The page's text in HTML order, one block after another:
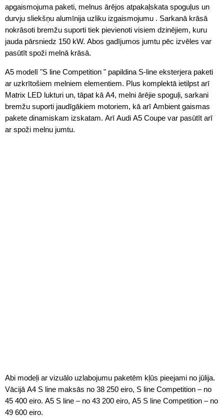
apgaismojuma paketi, melnus ārējos atpakaļskata spoguļus un
durvju sliekšņu alumīnija uzliku izgaismojumu . Sarkanā krāsā
nokrāsoti bremžu suporti tiek pievienoti visiem dzinējiem, kuru
jauda pārsniedz 150 kW. Abos gadījumos jumtu pēc izvēles var
pasūtīt spoži melnā krāsā.
A5 modelī "S line Competition " papildina S-line eksterjera paketi
ar uzkrītošiem melniem elementiem. Plus komplektā ietilpst arī
Matrix LED lukturi un, tāpat kā A4, melni ārējie spoguļi, sarkani
bremžu suporti jaudīgākiem motoriem, kā arī Ambient gaismas
pakete dinamiskam izskatam. Arī Audi A5 Coupe var pasūtīt arī
ar spoži melnu jumtu.
Abi modeļi ar vizuālo uzlabojumu paketēm kļūs pieejami no jūlija.
Vācijā A4 S line maksās no 38 250 eiro, S line Competition – no
45 400 eiro. A5 S line – no 43 200 eiro, A5 S line Competition – no
49 600 eiro.